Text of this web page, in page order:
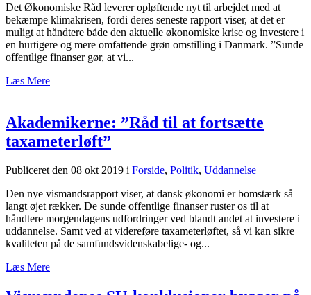
Det Økonomiske Råd leverer opløftende nyt til arbejdet med at
bekæmpe klimakrisen, fordi deres seneste rapport viser, at det er
muligt at håndtere både den aktuelle økonomiske krise og investere i
en hurtigere og mere omfattende grøn omstilling i Danmark. ”Sunde
offentlige finanser gør, at vi...
Læs Mere
Akademikerne: ”Råd til at fortsætte
taxameterløft”
Publiceret den 08 okt 2019 i Forside, Politik, Uddannelse
Den nye vismandsrapport viser, at dansk økonomi er bomstærk så
langt øjet rækker. De sunde offentlige finanser ruster os til at
håndtere morgendagens udfordringer ved blandt andet at investere i
uddannelse. Samt ved at videreføre taxameterløftet, så vi kan sikre
kvaliteten på de samfundsvidenskabelige- og...
Læs Mere